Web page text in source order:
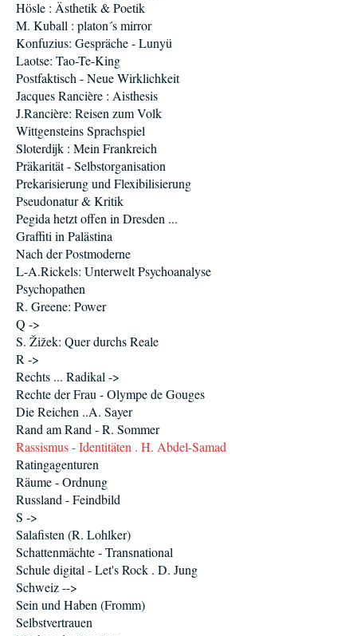
Hösle : Ästhetik & Poetik
M. Kuball : platon´s mirror
Konfuzius: Gespräche - Lunyü
Laotse: Tao-Te-King
Postfaktisch - Neue Wirklichkeit
Jacques Rancière : Aisthesis
J.Rancière: Reisen zum Volk
Wittgensteins Sprachspiel
Sloterdijk : Mein Frankreich
Präkarität - Selbstorganisation
Prekarisierung und Flexibilisierung
Pseudonatur & Kritik
Pegida hetzt offen in Dresden ...
Graffiti in Palästina
Nach der Postmoderne
L-A.Rickels: Unterwelt Psychoanalyse
Psychopathen
R. Greene: Power
Q ->
S. Žižek: Quer durchs Reale
R ->
Rechts ... Radikal ->
Rechte der Frau - Olympe de Gouges
Die Reichen ..A. Sayer
Rand am Rand - R. Sommer
Rassismus - Identitäten . H. Abdel-Samad
Ratingagenturen
Räume - Ordnung
Russland - Feindbild
S ->
Salafisten (R. Lohlker)
Schattenmächte - Transnational
Schule digital - Let's Rock . D. Jung
Schweiz -->
Sein und Haben (Fromm)
Selbstvertrauen